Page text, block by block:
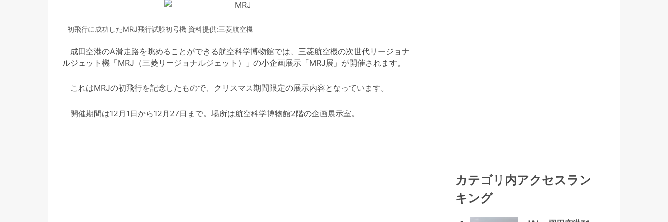
初飛行に成功したMRJ飛行試験初号機 資料提供:三菱航空機
成田空港のA滑走路を眺めることができる航空科学博物館では、三菱航空機の次世代リージョナ
ルジェット機「MRJ（三菱リージョナルジェット）」の小企画展示「MRJ展」が開催されます。
これはMRJの初飛行を記念したもので、クリスマス期間限定の展示内容となっています。
開催期間は12月1日から12月27日まで。場所は航空科学博物館2階の企画展示室。
カテゴリ内アクセスラン
キング